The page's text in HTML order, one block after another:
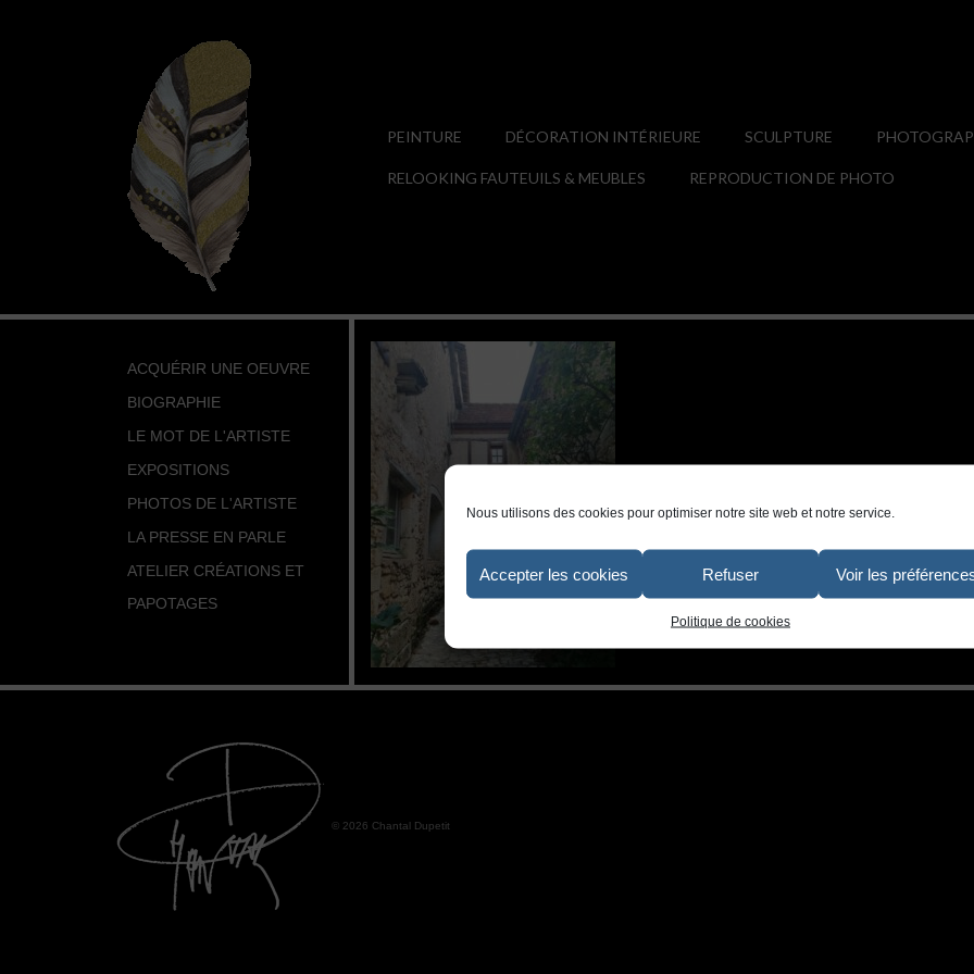
Nous utilisons des cookies pour optimiser notre site web et notre service.
Accepter les cookies Refuser Voir les
Politique de cookies
PEINTURE DÉCORATION INTÉRIEURE SCULPTURE
RELOOKING FAUTEUILS & MEUBLES REPRODUCTION DE PHOTO
ACQUÉRIR UNE OEUVRE
BIOGRAPHIE
LE MOT DE L'ARTISTE
EXPOSITIONS
PHOTOS DE L'ARTISTE
LA PRESSE EN PARLE
ATELIER CRÉATIONS ET
PAPOTAGES
© 2026 Chantal Dupetit